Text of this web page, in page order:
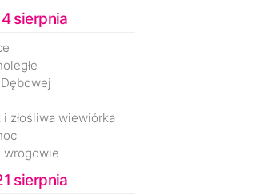
sierpnia
złośliwa wiewiórka
wrogowie
sierpnia